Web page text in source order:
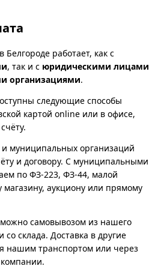
работает, как с
, так и с юридическими лицами
организациями.
следующие способы
картой online или в офисе,
муниципальных организаций
и договору. С муниципальными
по ФЗ-223, ФЗ-44, малой
магазину, аукциону или прямому
самовывозом из нашего
со склада. Доставка в другие
нашим транспортом или через